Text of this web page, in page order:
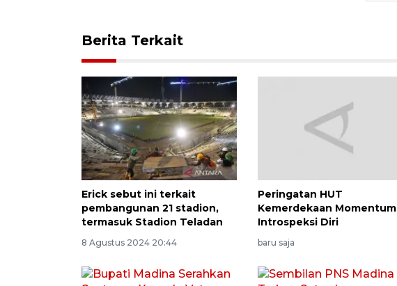
Berita Terkait
Erick sebut ini terkait
pembangunan 21 stadion,
termasuk Stadion Teladan
8 Agustus 2024 20:44
Peringatan HUT
Kemerdekaan Momentum
Introspeksi Diri
baru saja